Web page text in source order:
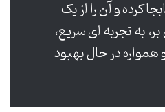
کرده و آن را از یک
به تجربه ای سریع،
در حال بهبود